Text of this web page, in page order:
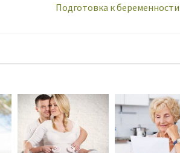
Подготовка к беременности